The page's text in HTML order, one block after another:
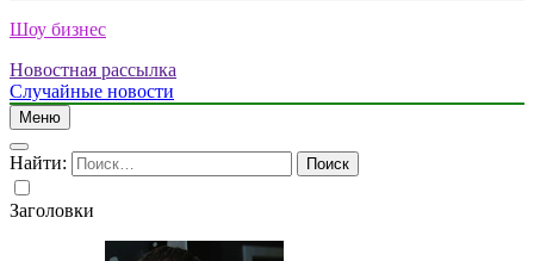
Шоу бизнес
Новостная рассылка
Случайные новости
Меню
Найти:
Заголовки